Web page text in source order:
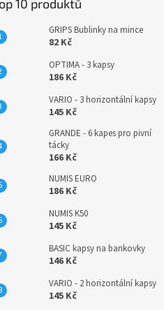
10 produktů
GRIPS Bublinky na mince
82 Kč
OPTIMA - 3 kapsy
186 Kč
VARIO - 3 horizontální kapsy
145 Kč
GRANDE - 6 kapes pro pivní
tácky
166 Kč
NUMIS EURO
186 Kč
NUMIS K50
145 Kč
BASIC kapsy na bankovky
146 Kč
VARIO - 2 horizontální kapsy
145 Kč